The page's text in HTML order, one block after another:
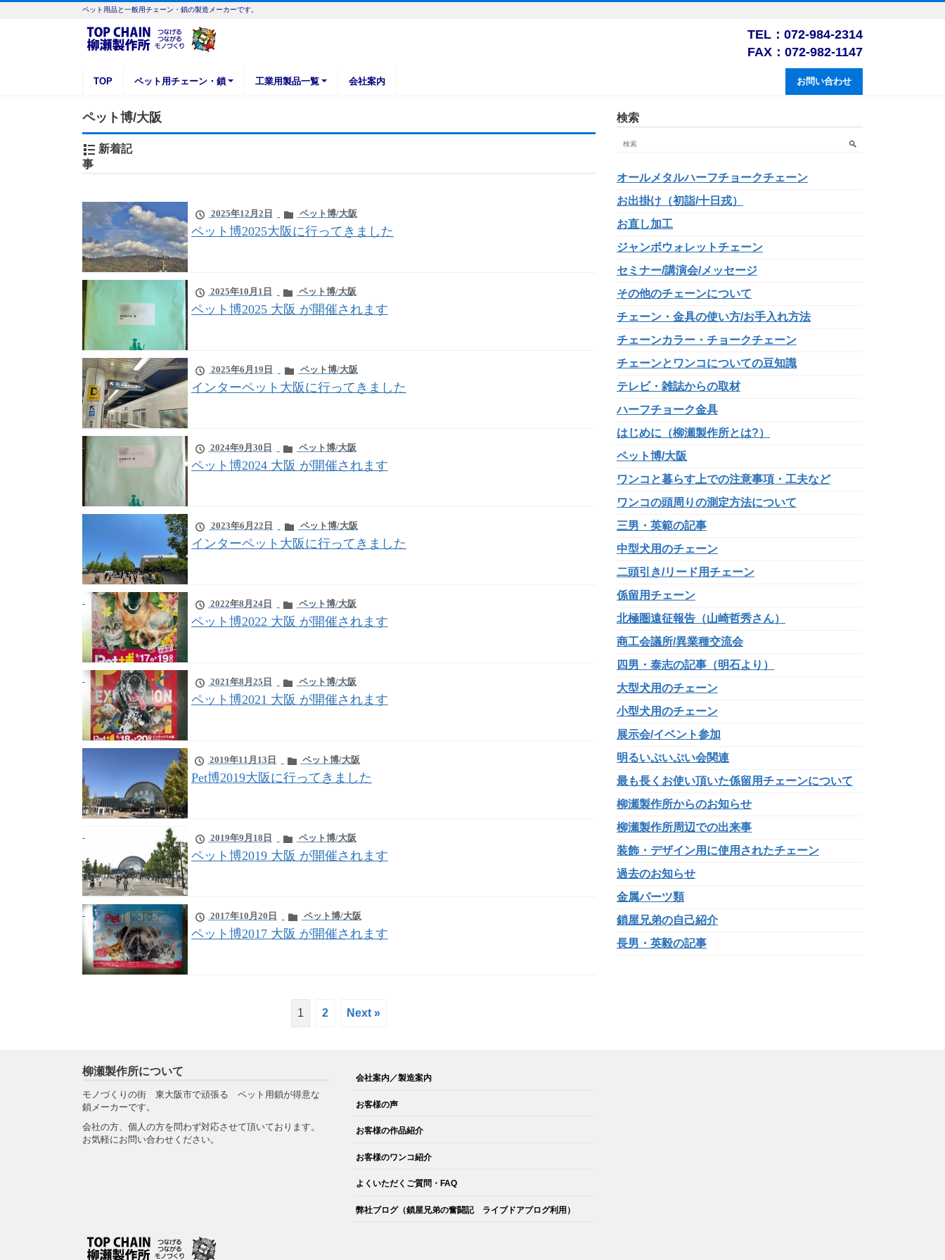
ペット用品と一般用チェーン・鎖の製造メーカーです。
TEL：072-984-2314
FAX：072-982-1147
TOP ペット用チェーン・鎖 工業用製品一覧 会社案内 お問い合わせ
ペット博/大阪
新着記
事
2025年12月2日 ペット博/大阪
ペット博2025大阪に行ってきました
2025年10月1日 ペット博/大阪
ペット博2025 大阪 が開催されます
2025年6月19日 ペット博/大阪
インターペット大阪に行ってきました
2024年9月30日 ペット博/大阪
ペット博2024 大阪 が開催されます
2023年6月22日 ペット博/大阪
インターペット大阪に行ってきました
2022年8月24日 ペット博/大阪
ペット博2022 大阪 が開催されます
2021年8月25日 ペット博/大阪
ペット博2021 大阪 が開催されます
2019年11月13日 ペット博/大阪
Pet博2019大阪に行ってきました
2019年9月18日 ペット博/大阪
ペット博2019 大阪 が開催されます
2017年10月20日 ペット博/大阪
ペット博2017 大阪 が開催されます
1 2 Next »
検索
オールメタルハーフチョークチェーン
お出掛け（初詣/十日戎）
お直し加工
ジャンボウォレットチェーン
セミナー/講演会/メッセージ
その他のチェーンについて
チェーン・金具の使い方/お手入れ方法
チェーンカラー・チョークチェーン
チェーンとワンコについての豆知識
テレビ・雑誌からの取材
ハーフチョーク金具
はじめに（柳瀬製作所とは?）
ペット博/大阪
ワンコと暮らす上での注意事項・工夫など
ワンコの頭周りの測定方法について
三男・英範の記事
中型犬用のチェーン
二頭引き/リード用チェーン
係留用チェーン
北極圏遠征報告（山崎哲秀さん）
商工会議所/異業種交流会
四男・泰志の記事（明石より）
大型犬用のチェーン
小型犬用のチェーン
展示会/イベント参加
明るいぷいぷい会関連
最も長くお使い頂いた係留用チェーンについて
柳瀬製作所からのお知らせ
柳瀬製作所周辺での出来事
装飾・デザイン用に使用されたチェーン
過去のお知らせ
金属パーツ類
鎖屋兄弟の自己紹介
長男・英毅の記事
柳瀬製作所について
モノづくりの街 東大阪市で頑張る ペット用鎖が得意な
鎖メーカーです。
会社の方、個人の方を問わず対応させて頂いております。
お気軽にお問い合わせください。
会社案内／製造案内
お客様の声
お客様の作品紹介
お客様のワンコ紹介
よくいただくご質問・FAQ
弊社ブログ（鎖屋兄弟の奮闘記 ライブドアブログ利用）